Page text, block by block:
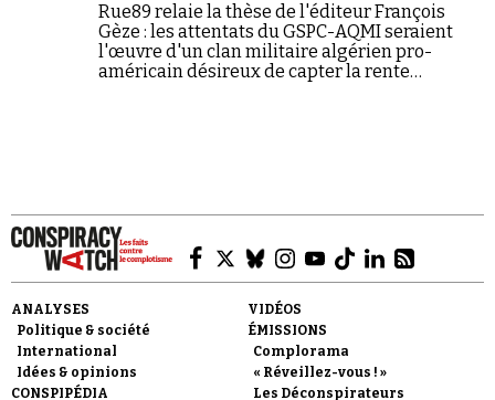
Faire un don
Rue89 relaie la thèse de l'éditeur François
Gèze : les attentats du GSPC-AQMI seraient
l'œuvre d'un clan militaire algérien pro-
américain désireux de capter la rente
ANALYSES
Politique & société
International
Idées & opinions
CONSPIPÉDIA
VIDÉOS
ÉMISSIONS
Complorama
« Réveillez-vous ! »
Les Déconspirateurs